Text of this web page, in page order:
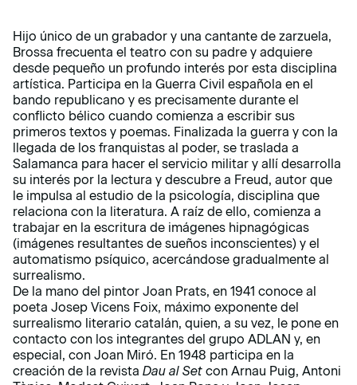
Hijo único de un grabador y una cantante de zarzuela,
Brossa frecuenta el teatro con su padre y adquiere
desde pequeño un profundo interés por esta disciplina
artística. Participa en la Guerra Civil española en el
bando republicano y es precisamente durante el
conflicto bélico cuando comienza a escribir sus
primeros textos y poemas. Finalizada la guerra y con la
llegada de los franquistas al poder, se traslada a
Salamanca para hacer el servicio militar y allí desarrolla
su interés por la lectura y descubre a Freud, autor que
le impulsa al estudio de la psicología, disciplina que
relaciona con la literatura. A raíz de ello, comienza a
trabajar en la escritura de imágenes hipnagógicas
(imágenes resultantes de sueños inconscientes) y el
automatismo psíquico, acercándose gradualmente al
surrealismo.
De la mano del pintor Joan Prats, en 1941 conoce al
poeta Josep Vicens Foix, máximo exponente del
surrealismo literario catalán, quien, a su vez, le pone en
contacto con los integrantes del grupo ADLAN y, en
especial, con Joan Miró. En 1948 participa en la
creación de la revista Dau al Set con Arnau Puig, Antoni